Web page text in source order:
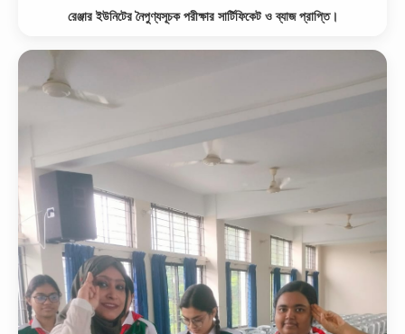
রেঞ্জার ইউনিটের নৈপুণ্যসূচক পরীক্ষার সার্টিফিকেট ও ব্যাজ প্রাপ্তি।